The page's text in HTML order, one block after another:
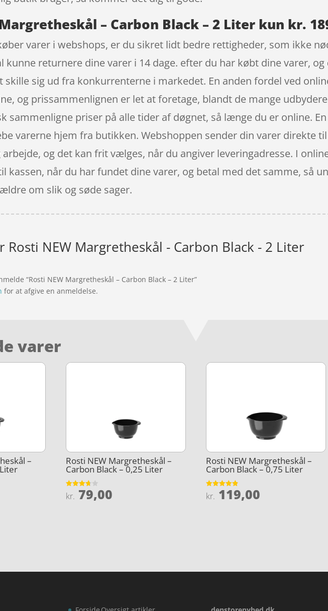
– Carbon Black – 2 Liter kun kr.
varer i webshops, er du sikret lidt bedre rettigheder, som ikke
kunne returnere dine varer i 14 dage. efter du har købt dine varer,
skille sig ud fra konkurrenterne i markedet. En anden fordel ved
og prissammenlignen er let at foretage, blandt de mange
sammenligne priser på alle tider af døgnet, så længe du er online.
varerne hjem fra butikken. Webshoppen sender din varer direkte
arbejde, og det kan frit vælges, når du angiver leveringadresse. I
kassen, når du har fundet dine varer, og betal med det samme, så
om slik og søde sager.
Rosti NEW Margretheskål - Carbon Black - 2 Liter
“Rosti NEW Margretheskål – Carbon Black – 2 Liter”
for at afgive en anmeldelse.
varer
– Rosti NEW Margretheskål –
Carbon Black – 0,25 Liter
Vurderet
3.7
kr. 79,00
Rosti NEW Margretheskål –
Carbon Black – 0,75 Liter
Vurderet
4.8
kr. 119,00